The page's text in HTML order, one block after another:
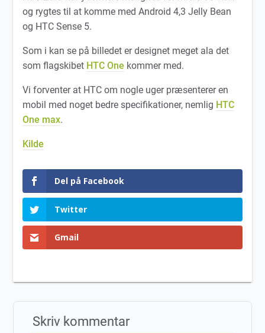
og rygtes til at komme med Android 4,3 Jelly Bean
og HTC Sense 5.
Som i kan se på billedet er designet meget ala det
som flagskibet HTC One kommer med.
Vi forventer at HTC om nogle uger præsenterer en
mobil med noget bedre specifikationer, nemlig HTC
One max.
Kilde
Del på Facebook
Twitter
Gmail
Skriv kommentar